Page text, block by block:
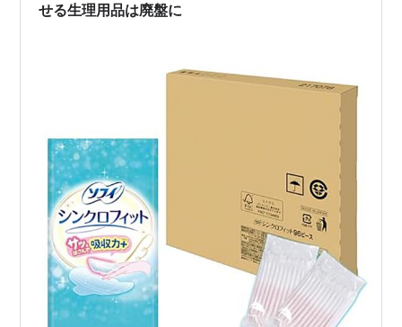
せる生理用品は廃盤に